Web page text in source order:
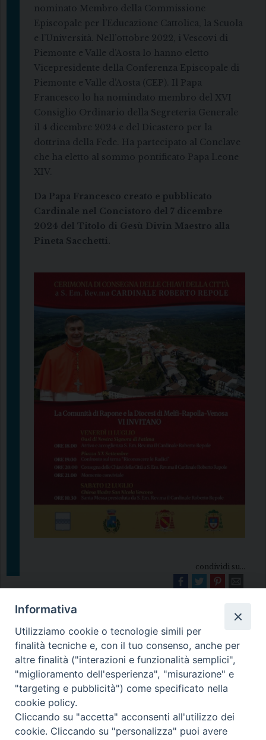
nominato Membro della Commissione
Episcopale per l’Educazione Cattolica, la Scuola
e l’Università. Nell’ottobre 2022, i Vescovi di
Piemonte e Valle d’Aosta lo hanno eletto
Vicepresidente della Conferenza Episcopale di
Piemonte e Valle d’Aosta (CEP). Il Papa
Francesco lo ha nomindato membro del XVI
Consiglio Ordinario della Segreteria Generale
il 4 dicembre 2024 e del Dicastero per la
dottrina della Fede. Ha partecipato al Conclave
che ha eletto al sommo pontificato Papa Leone
XIV.
Da Papa Francesco creato e pubblicato
Cardinale nel Concistoro del 7 dicembre
2024 del Titolo di Gesù Divin Maestro alla
Pineta Sacchetti.
condividi su...
Diocesi di Melfi Rapolla Venosa
• Largo Duomo, 12 - 85025 MELFI (PZ) •
Tel. 0972238604
Informativa
Utilizziamo cookie o tecnologie simili per
finalità tecniche e, con il tuo consenso, anche per
altre finalità ("interazioni e funzionalità semplici",
"miglioramento dell'esperienza", "misurazione" e
"targeting e pubblicità") come specificato nella
cookie policy.
Cliccando su "accetta" acconsenti all'utilizzo dei
cookie. Cliccando su "personalizza" puoi avere